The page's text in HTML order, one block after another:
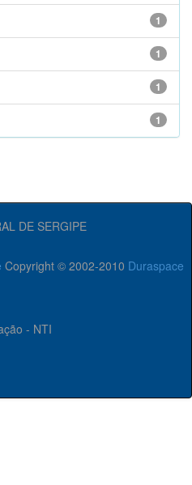
1
1
1
1
DE SERGIPE
Copyright © 2002-2010 Duraspace
- NTI